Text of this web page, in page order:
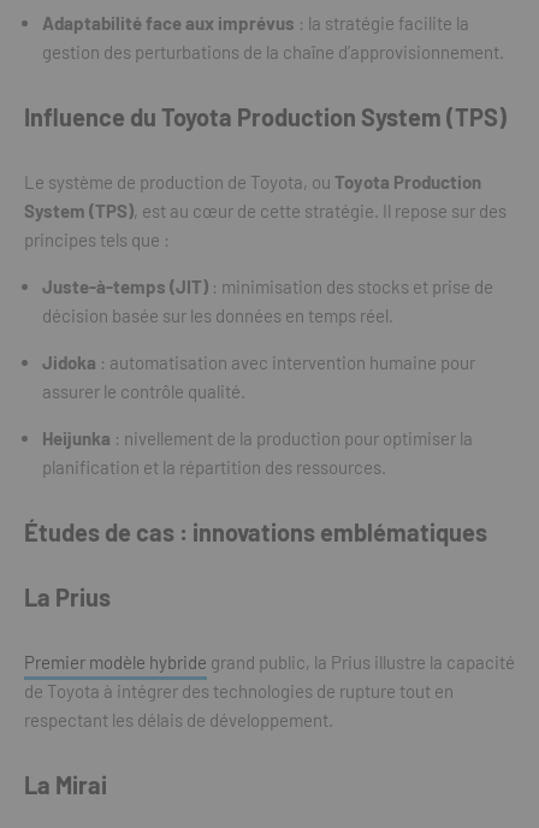
Adaptabilité face aux imprévus : la stratégie facilite la
gestion des perturbations de la chaîne d’approvisionnement.
Influence du Toyota Production System (TPS)
Le système de production de Toyota, ou Toyota Production
System (TPS), est au cœur de cette stratégie. Il repose sur des
principes tels que :
Juste-à-temps (JIT) : minimisation des stocks et prise de
décision basée sur les données en temps réel.
Jidoka : automatisation avec intervention humaine pour
assurer le contrôle qualité.
Heijunka : nivellement de la production pour optimiser la
planification et la répartition des ressources.
Études de cas : innovations emblématiques
La Prius
Premier modèle hybride grand public, la Prius illustre la capacité
de Toyota à intégrer des technologies de rupture tout en
respectant les délais de développement.
La Mirai